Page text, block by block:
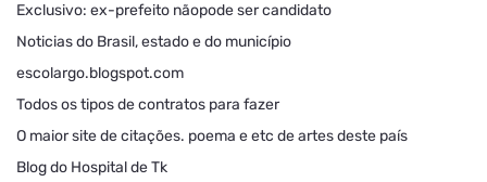
Exclusivo: ex-prefeito nãopode ser candidato
Noticias do Brasil, estado e do município
escolargo.blogspot.com
Todos os tipos de contratos para fazer
O maior site de citações. poema e etc de artes deste país
Blog do Hospital de Tk